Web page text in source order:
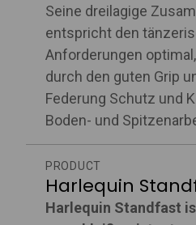
Seine dreilagige
entspricht den
Anforderungen
durch den guten Grip
Federung Schutz und
Boden- und
PRODUCT
Harlequin
Harlequin Standfast